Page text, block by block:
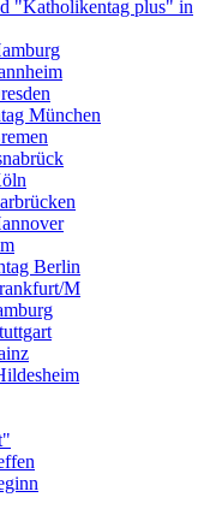
"Katholikentag plus" in
München
Berlin
M